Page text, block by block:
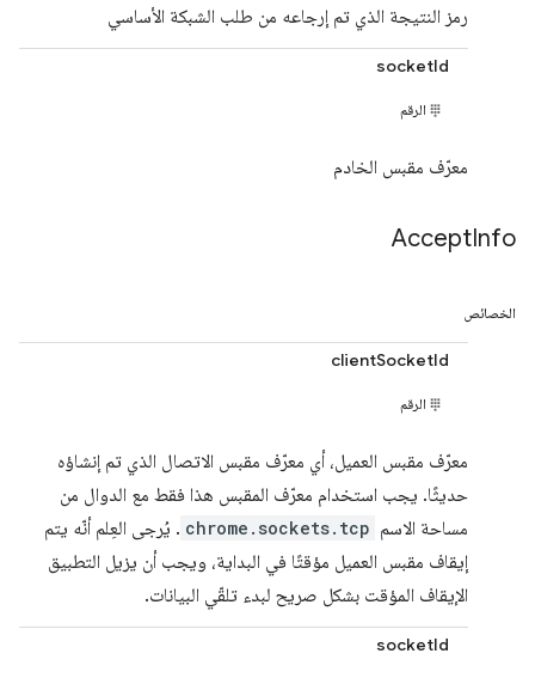
رمز النتيجة الذي تم إرجاعه من طلب الشبكة الأساسي
socketId
الرقم
معرّف مقبس الخادم
AcceptInfo
الخصائص
clientSocketId
الرقم
معرّف مقبس العميل، أي معرّف مقبس الاتصال الذي تم إنشاؤه
حديثًا. يجب استخدام معرّف المقبس هذا فقط مع الدوال من
مساحة الاسم chrome.sockets.tcp . يُرجى العِلم أنّه يتم
إيقاف مقبس العميل مؤقتًا في البداية، ويجب أن يزيل التطبيق
الإيقاف المؤقت بشكل صريح لبدء تلقّي البيانات.
socketId